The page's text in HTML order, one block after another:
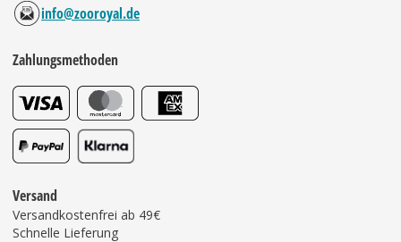
info@zooroyal.de
Zahlungsmethoden
Versand
Versandkostenfrei ab 49€
Schnelle Lieferung